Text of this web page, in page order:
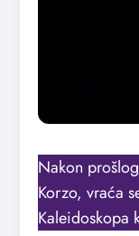
Nakon
Korzo, vraća
Kaleidoskopa